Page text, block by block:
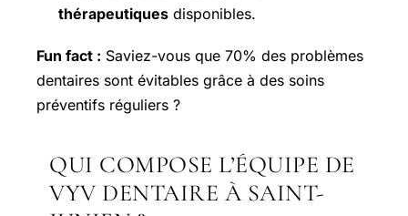
thérapeutiques disponibles.
Fun fact : Saviez-vous que 70% des problèmes
dentaires sont évitables grâce à des soins
préventifs réguliers ?
QUI COMPOSE L’ÉQUIPE DE
VYV DENTAIRE À SAINT-